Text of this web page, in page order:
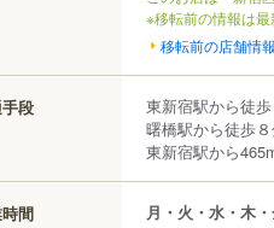
※移転前の情報は最
移転前の店舗情
段
東新宿駅から徒
曙橋駅から徒歩
東新宿駅から
間 月・火・水・木